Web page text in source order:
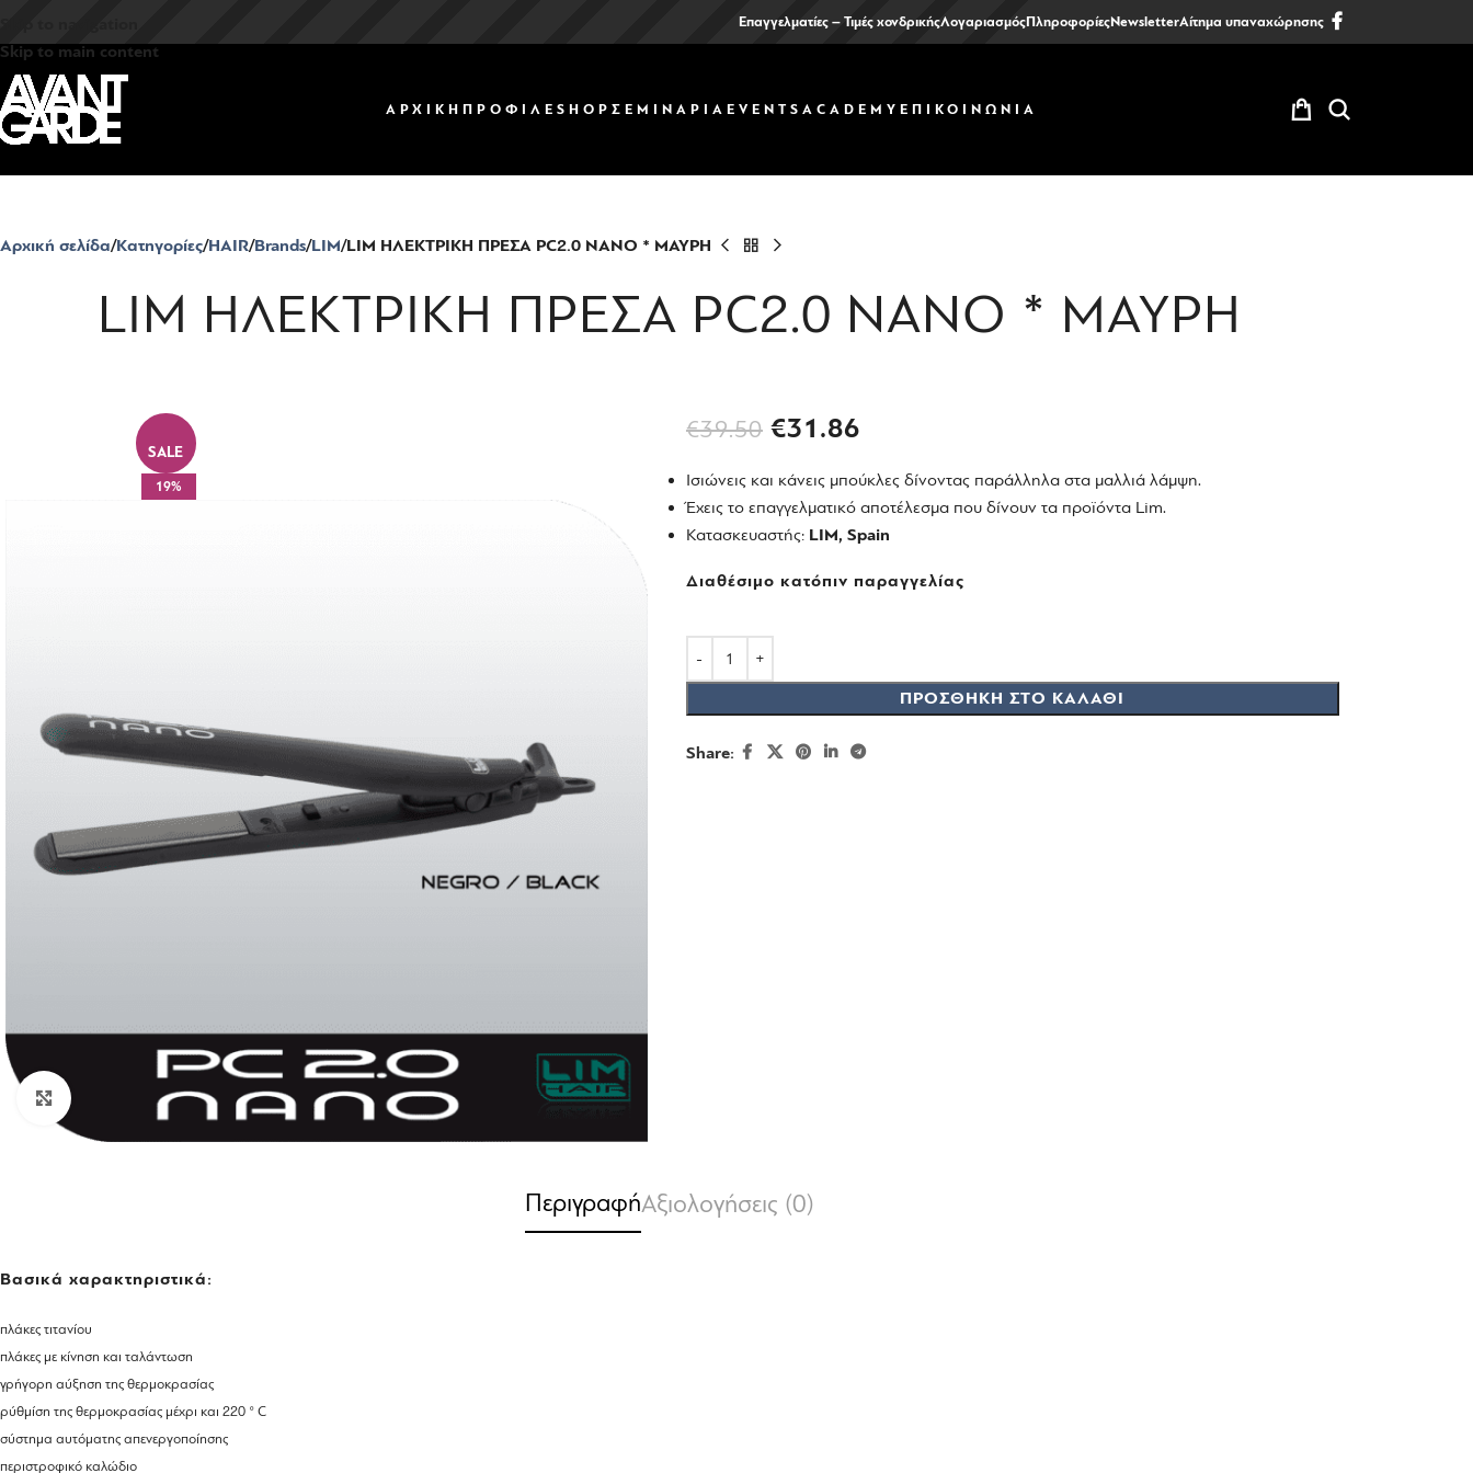
Skip to main content
Επαγγελματίες – Τιμές χονδρικήςΛογαριασμόςΠληροφορίεςNewsletterΑίτημα υπαναχώρησης
ΑΡΧΙΚΗ ΠΡΟΦΙΛ ΕSHOP ΣΕΜΙΝΑΡΙΑ EVENTS ACADEMY ΕΠΙΚΟΙΝΩΝΙΑ
Αρχική σελίδα Κατηγορίες HAIR Brands LIM LIM ΗΛΕΚΤΡΙΚΗ ΠΡΕΣΑ PC2.0 NANO * ΜΑΥΡΗ
LIM ΗΛΕΚΤΡΙΚΗ ΠΡΕΣΑ PC2.0 NANO * ΜΑΥΡΗ
SALE
19%
Click to enlarge
€39.50 €31.86
Ισιώνεις και κάνεις μπούκλες δίνοντας παράλληλα στα μαλλιά λάμψη.
Έχεις το επαγγελματικό αποτέλεσμα που δίνουν τα προϊόντα Lim.
Κατασκευαστής: LIM, Spain
Διαθέσιμο κατόπιν παραγγελίας
ΠΡΟΣΘΉΚΗ ΣΤΟ ΚΑΛΆΘΙ
Share:
ΠεριγραφήΑξιολογήσεις (0)
Βασικά χαρακτηριστικά:
πλάκες τιτανίου
πλάκες με κίνηση και ταλάντωση
γρήγορη αύξηση της θερμοκρασίας
ρύθμίση της θερμοκρασίας μέχρι και 220 ° C
σύστημα αυτόματης απενεργοποίησης
περιστροφικό καλώδιο